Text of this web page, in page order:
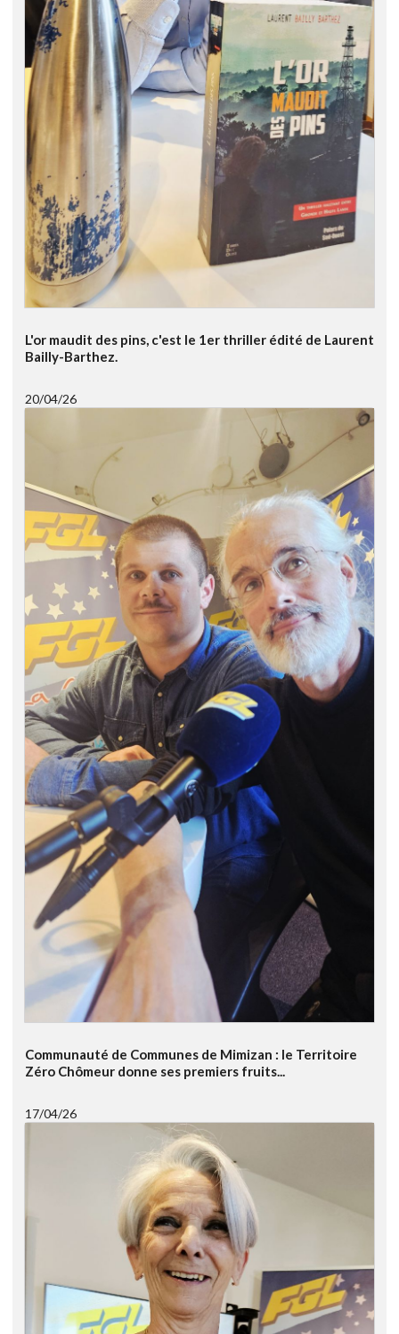
L'or maudit des pins, c'est le 1er thriller édité de Laurent
Bailly-Barthez.
20/04/26
Communauté de Communes de Mimizan : le Territoire
Zéro Chômeur donne ses premiers fruits...
17/04/26